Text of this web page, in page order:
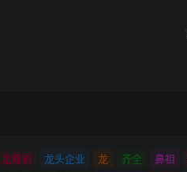
龙最初 龙头企业 龙 齐全 鼻祖